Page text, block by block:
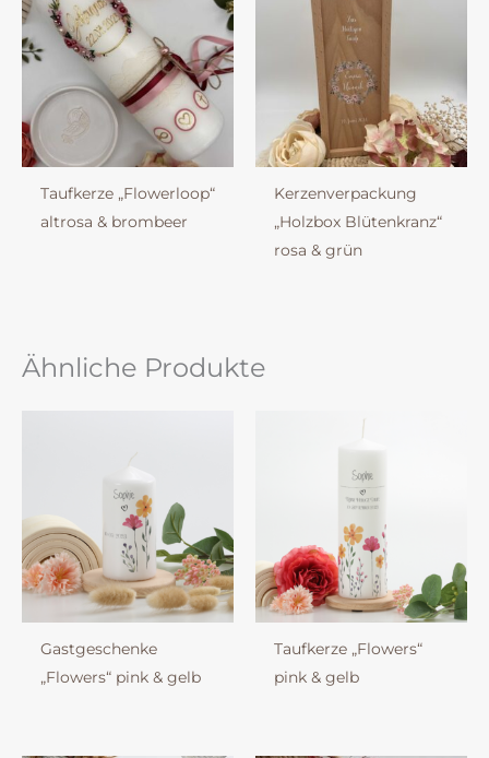
Taufkerze „Flowerloop“
altrosa & brombeer
Kerzenverpackung
„Holzbox Blütenkranz“
rosa & grün
Ähnliche Produkte
Gastgeschenke
„Flowers“ pink & gelb
Taufkerze „Flowers“
pink & gelb